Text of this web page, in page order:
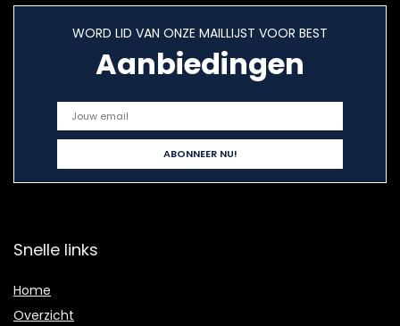
WORD LID VAN ONZE MAILLIJST VOOR BEST
Aanbiedingen
Snelle links
Home
Overzicht